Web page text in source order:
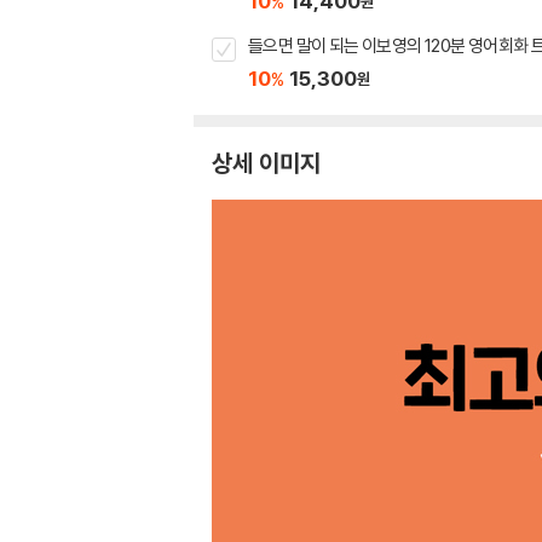
들으면 말이 되는 이보영의 120분 영어회화
10% 15,300원
상세 이미지